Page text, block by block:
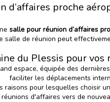
d’affaires proche
salle pour réunion d’affaires
salle de réunion peut
du Plessis pour vos
espace, équipée des
faciliter les déplacements
pour lesquelles choisir
réunions d'affaires vers de